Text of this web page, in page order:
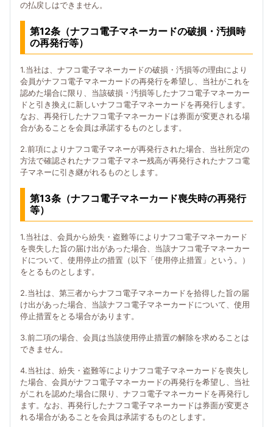
の払戻しはできません。
第12条（ナフコ電子マネーカードの破損・汚損時
の再発行等）
1.当社は、ナフコ電子マネーカードの破損・汚損等の理由により
会員がナフコ電子マネーカードの再発行を希望し、当社がこれを
認めた場合に限り、当該破損・汚損等したナフコ電子マネーカー
ドと引き換えに新しいナフコ電子マネーカードを再発行します。
なお、再発行したナフコ電子マネーカードは券面が変更される場
合があることを会員は承諾するものとします。
2.前項によりナフコ電子マネーが再発行された場合、当社所定の
方法で確認されたナフコ電子マネー残高が再発行されたナフコ電
子マネーに引き継がれるものとします。
第13条（ナフコ電子マネーカード喪失時の再発行
等）
1.当社は、会員から紛失・盗難等によりナフコ電子マネーカード
を喪失した旨の届け出があった場合、当該ナフコ電子マネーカー
ドについて、使用停止の措置（以下「使用停止措置」という。）
をとるものとします。
2.当社は、第三者からナフコ電子マネーカードを拾得した旨の届
け出があった場合、当該ナフコ電子マネーカードについて、使用
停止措置をとる場合があります。
3.前二項の場合、会員は当該使用停止措置の解除を求めることは
できません。
4.当社は、紛失・盗難等によりナフコ電子マネーカードを喪失し
た場合、会員がナフコ電子マネーカードの再発行を希望し、当社
がこれを認めた場合に限り、ナフコ電子マネーカードを再発行し
ます。なお、再発行したナフコ電子マネーカードは券面が変更さ
れる場合があることを会員は承諾するものとします。